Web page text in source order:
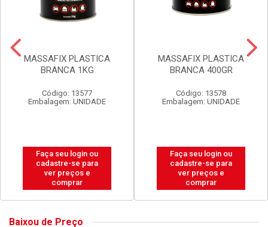
MASSAFIX PLASTICA
BRANCA 1KG
Código: 13577
Embalagem: UNIDADE
Faça seu login ou
cadastre-se para
ver preços e
comprar
MASSAFIX PLASTICA
BRANCA 400GR
Código: 13578
Embalagem: UNIDADE
Faça seu login ou
cadastre-se para
ver preços e
comprar
Baixou de Preço